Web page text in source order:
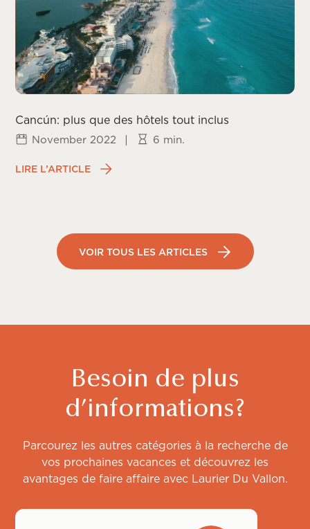
Cancún: plus que des hôtels tout inclus
November 2022 | 6 min.
LIRE L’ARTICLE
VOIR TOUS LES ARTICLES
Besoin de plus
d’informations?
Parcourez les autres catégories à la recherche de
vos prochaines vacances et découvrez les
avantages de faire affaire avec Laurier Du Vallon.